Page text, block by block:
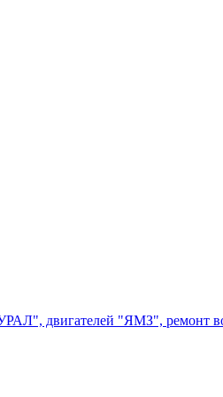
двигателей "ЯМЗ", ремонт